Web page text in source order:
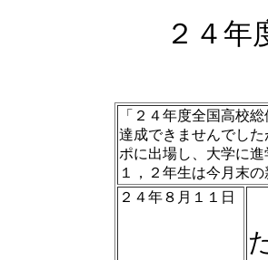
２４年
「２４年度全国高校
達成できませんでし
ポに出場し、大学に
１，２年生は今月末
２４年８月１１日